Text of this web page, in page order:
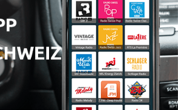
TED Talks Daily